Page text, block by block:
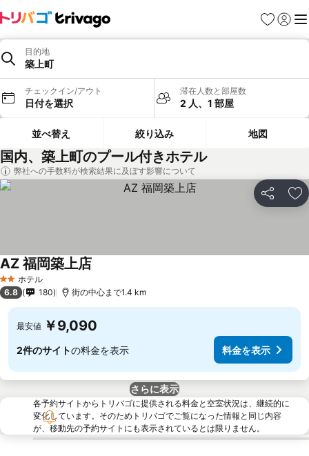
お気に入り
ログイ
メ
目的地
築上町
チェックイン/アウト
日付を選択
滞在人数と部屋数
2 人、1 部屋
並べ替え 絞り込み 地図
国内、築上町のプール付きホテル
弊社への手数料が検索結果に及ぼす影響について
シェア お
2 ホテルのランク
ホテル
AZ 福岡築上店
6.8 180 街の中心まで1.4 km
最安値 ￥9,090
2件のサイトの料金を表示 料金を表示
さらに表示
各予約サイトからトリバゴに提供される料金と空室状況は、継続的に
変化しています。そのためトリバゴでご覧になった情報と同じ内容
が、移動先の予約サイトにも表示されているとは限りません。